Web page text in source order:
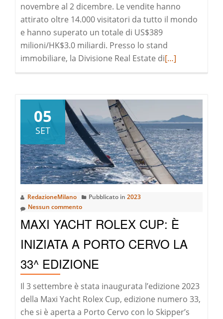
novembre al 2 dicembre. Le vendite hanno
attirato oltre 14.000 visitatori da tutto il mondo
e hanno superato un totale di US$389
milioni/HK$3.0 miliardi. Presso lo stand
immobiliare, la Divisione Real Estate diLeggi
allineati
a
Hong
Kong
in
occasione
di
Christie’s
[…]
05
SET
RedazioneMilano Pubblicato in 2023
Nessun commento
MAXI YACHT ROLEX CUP: È
INIZIATA A PORTO CERVO LA
33^ EDIZIONE
Il 3 settembre è stata inaugurata l’edizione 2023
della Maxi Yacht Rolex Cup, edizione numero 33,
che si è aperta a Porto Cervo con lo Skipper’s